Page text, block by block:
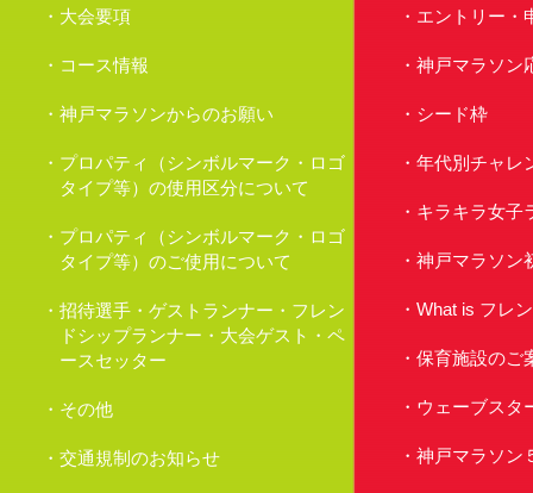
大会要項
コース情報
神戸マラソンからのお願い
プロパティ（シンボルマーク・ロゴ
タイプ等）の使用区分について
プロパティ（シンボルマーク・ロゴ
タイプ等）のご使用について
招待選手・ゲストランナー・フレン
ドシップランナー・大会ゲスト・ペ
ースセッター
その他
交通規制のお知らせ
エントリー・
神戸マラソン
シード枠
年代別チャレ
キラキラ女子
神戸マラソン
What is フレ
保育施設のご
ウェーブスタ
神戸マラソン